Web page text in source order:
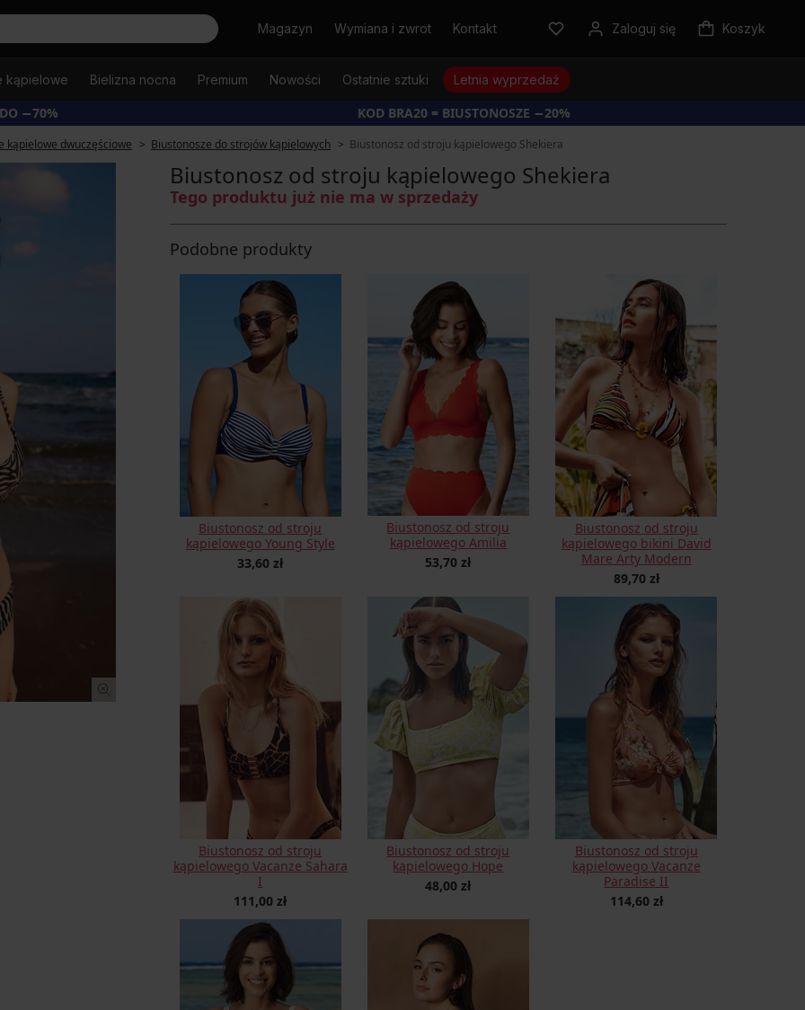
SzukajMagazyn Wymiana i zwrot Kontakt Zaloguj się Koszyk
kąpielowe Bielizna nocna Premium Nowości Ostatnie sztuki Letnia wyprzedaż
−70% KOD BRA20 = BIUSTONOSZE −20%
kąpielowe dwuczęściowe Biustonosze do strojów kąpielowych Biustonosz od stroju kąpielowego Shekiera
Biustonosz od stroju kąpielowego Shekiera
Tego produktu już nie ma w sprzedaży
Podobne produkty
Biustonosz od stroju
kąpielowego Young Style
33,60 zł
Biustonosz od stroju
kąpielowego Amilia
53,70 zł
Biustonosz od stroju
kąpielowego bikini David
Mare Arty Modern
89,70 zł
Biustonosz od stroju
kąpielowego Vacanze Sahara
I
111,00 zł
Biustonosz od stroju
kąpielowego Hope
48,00 zł
Biustonosz od stroju
kąpielowego Vacanze
Paradise II
114,60 zł